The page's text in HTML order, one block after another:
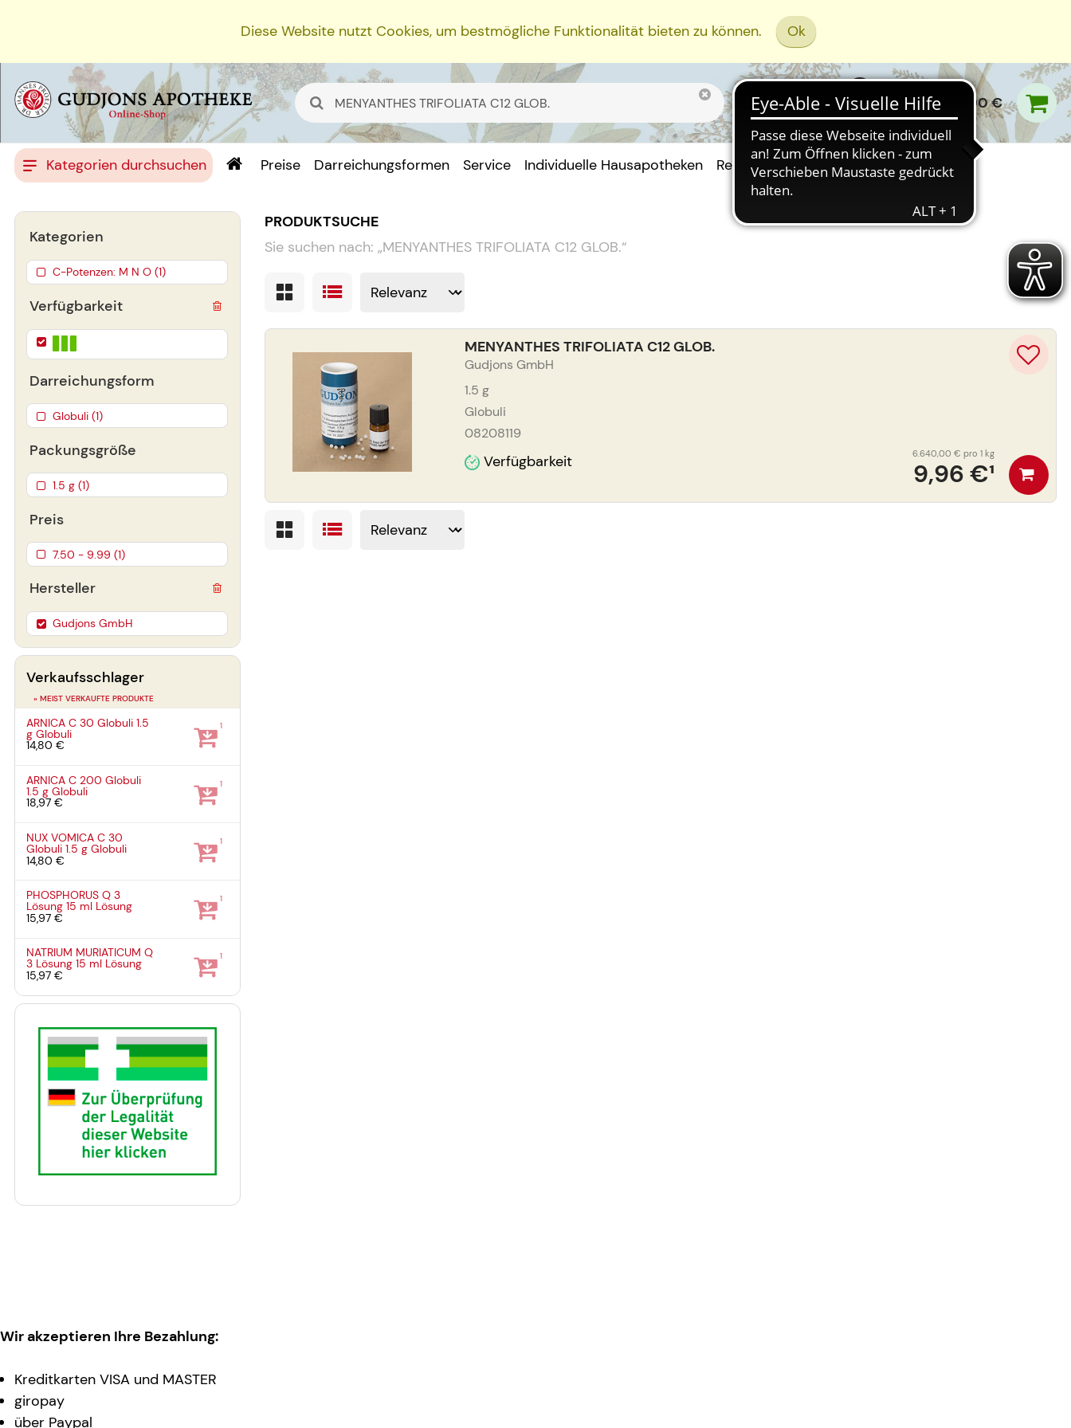
Diese Website nutzt Cookies, um bestmögliche Funktionalität bieten zu können. Ok
0,00 €
Kategorien durchsuchen Preise Darreichungsformen Service Individuelle Hausapotheken Rezept Einreichen
PRODUKTSUCHE
Sie suchen nach: „MENYANTHES TRIFOLIATA C12 GLOB.“
MENYANTHES TRIFOLIATA C12 GLOB.
Gudjons GmbH
1.5 g
Globuli
08208119
Verfügbarkeit 9,96 €¹
6.640,00 € pro 1 kg
Verfügbarkeit
Darreichungsform
Globuli (1)
Packungsgröße
1.5 g (1)
Preis
7.50 - 9.99 (1)
Hersteller
Gudjons GmbH
Kategorien
C-Potenzen: M N O (1)
Verkaufsschlager
» MEIST VERKAUFTE PRODUKTE
ARNICA C 30 Globuli1.5
gGlobuli
14,80 €
1
ARNICA C 200 Globuli
1.5 gGlobuli
18,97 €
1
NUX VOMICA C 30
Globuli1.5 gGlobuli
14,80 €
1
PHOSPHORUS Q 3
Lösung15 ml Lösung
15,97 €
1
NATRIUM MURIATICUM Q
3 Lösung15 ml Lösung
15,97 €
1
Wir akzeptieren Ihre Bezahlung:
Kreditkarten VISA und MASTER
giropay
über Paypal